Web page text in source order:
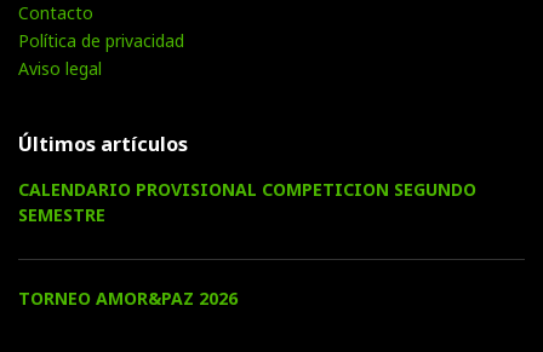
Contacto
Política de privacidad
Aviso legal
Últimos artículos
CALENDARIO PROVISIONAL COMPETICION SEGUNDO
SEMESTRE
TORNEO AMOR&PAZ 2026